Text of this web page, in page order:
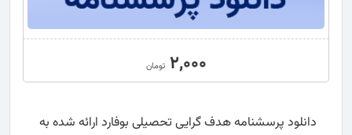
2,000 تومان
دانلود پرسشنامه هدف گرایی تحصیلی بوفارد ارائه شده به